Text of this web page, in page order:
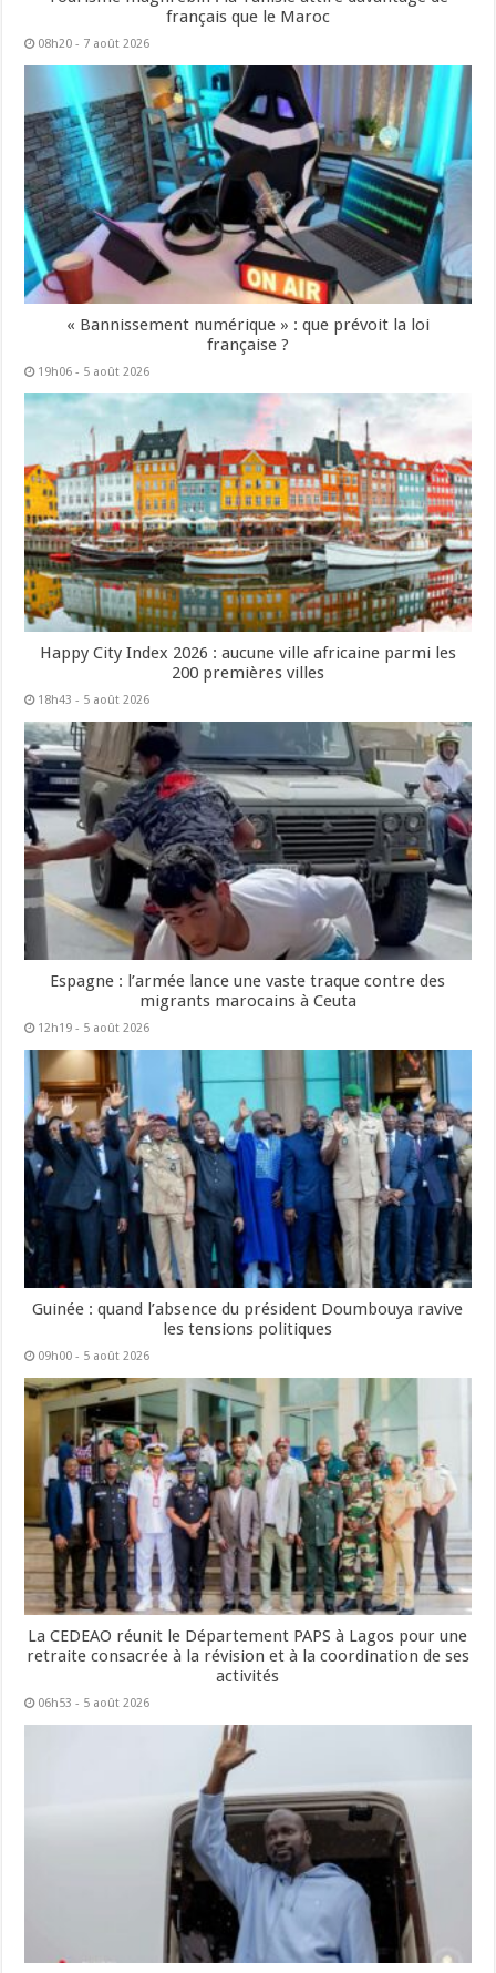
français que le Maroc
08h20 - 7 août 2026
« Bannissement numérique » : que prévoit la loi
française ?
19h06 - 5 août 2026
Happy City Index 2026 : aucune ville africaine parmi les
200 premières villes
18h43 - 5 août 2026
Espagne : l’armée lance une vaste traque contre des
migrants marocains à Ceuta
12h19 - 5 août 2026
Guinée : quand l’absence du président Doumbouya ravive
les tensions politiques
09h00 - 5 août 2026
La CEDEAO réunit le Département PAPS à Lagos pour une
retraite consacrée à la révision et à la coordination de ses
activités
06h53 - 5 août 2026